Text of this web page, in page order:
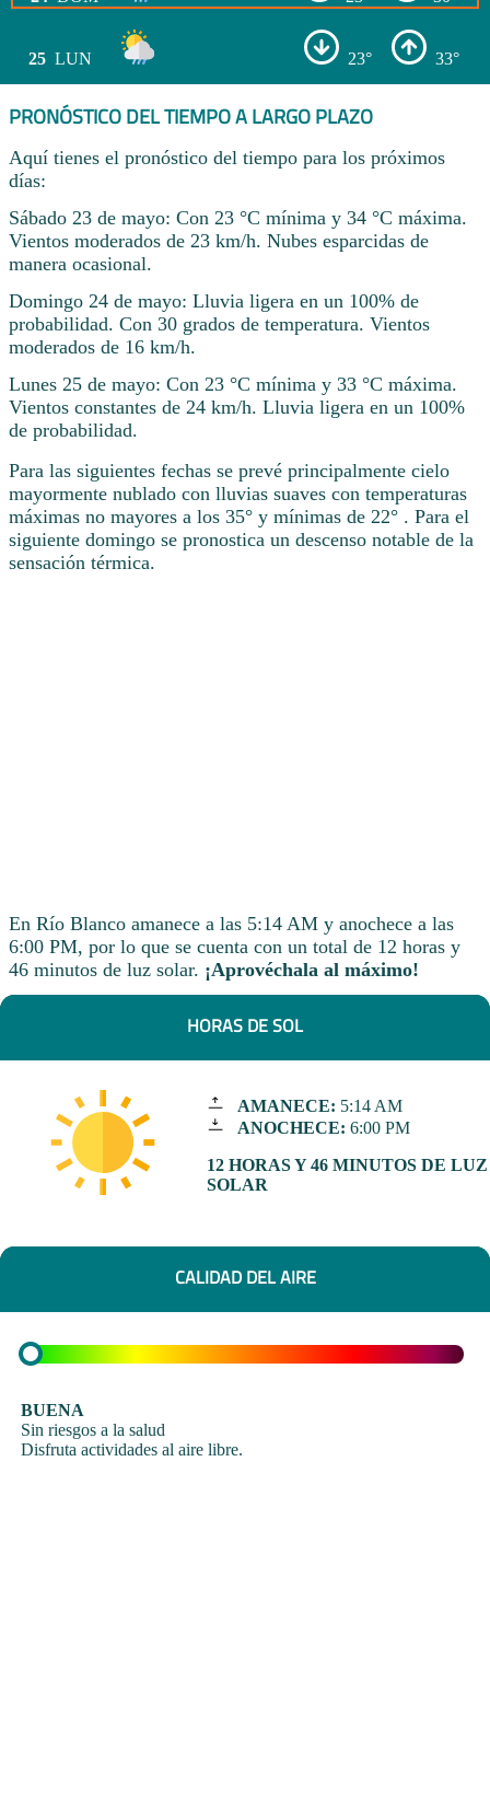
25 LUN 23° 33°
PRONÓSTICO DEL TIEMPO A LARGO PLAZO
Aquí tienes el pronóstico del tiempo para los próximos
días:
Sábado 23 de mayo: Con 23 °C mínima y 34 °C máxima.
Vientos moderados de 23 km/h. Nubes esparcidas de
manera ocasional.
Domingo 24 de mayo: Lluvia ligera en un 100% de
probabilidad. Con 30 grados de temperatura. Vientos
moderados de 16 km/h.
Lunes 25 de mayo: Con 23 °C mínima y 33 °C máxima.
Vientos constantes de 24 km/h. Lluvia ligera en un 100%
de probabilidad.
Para las siguientes fechas se prevé principalmente cielo
mayormente nublado con lluvias suaves con temperaturas
máximas no mayores a los 35° y mínimas de 22° . Para el
siguiente domingo se pronostica un descenso notable de la
sensación térmica.
En Río Blanco amanece a las 5:14 AM y anochece a las
6:00 PM, por lo que se cuenta con un total de 12 horas y
46 minutos de luz solar. ¡Aprovéchala al máximo!
HORAS DE SOL
AMANECE: 5:14 AM
ANOCHECE: 6:00 PM
12 HORAS Y 46 MINUTOS DE LUZ
SOLAR
CALIDAD DEL AIRE
BUENA
Sin riesgos a la salud
Disfruta actividades al aire libre.